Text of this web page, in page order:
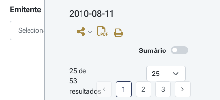
Emitente
Selecionar
2010-08-11
Sumário
25 de
53
resultados
1 2 3